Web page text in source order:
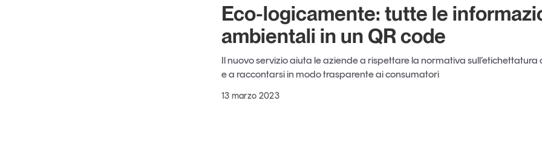
Eco-logicamente: tutte le
ambientali in un QR code
Il nuovo servizio aiuta le aziende a rispettare la normativa
e a raccontarsi in modo trasparente ai consumatori
13 marzo 2023